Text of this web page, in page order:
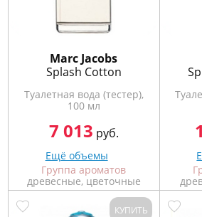
Marс Jacobs
Splash Cotton
Туалетная вода (тестер),
100 мл
7 013 руб.
Ещё объемы
Группа ароматов
древесные, цветочные
КУПИТЬ